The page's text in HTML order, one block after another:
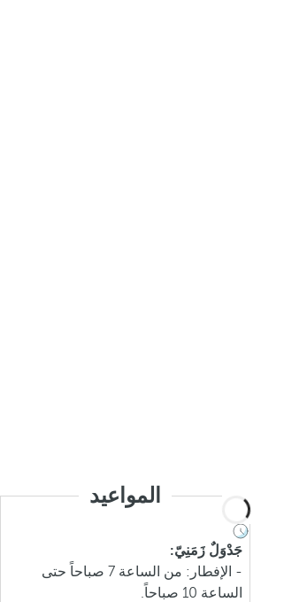
المواعيد
جَدْوَلٌ زَمَنِيّ:
- الإفطار: من الساعة 7 صباحاً حتى
الساعة 10 صباحاً.